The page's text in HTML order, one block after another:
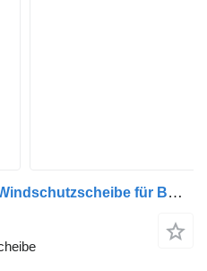
BMW 501 z 1952 r. SOM01 Windschutzscheibe für BMW BMW 501 Auto